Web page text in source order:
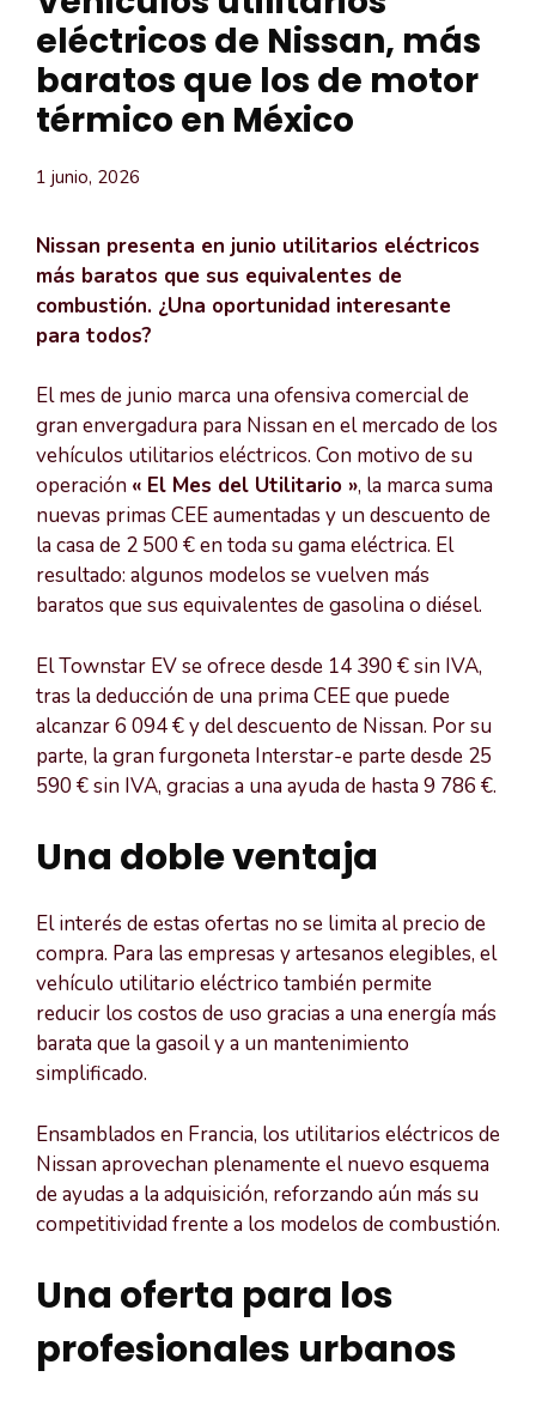
eléctricos de Nissan, más
baratos que los de motor
térmico en México
1 junio, 2026
Nissan presenta en junio utilitarios eléctricos
más baratos que sus equivalentes de
combustión. ¿Una oportunidad interesante
para todos?
El mes de junio marca una ofensiva comercial de
gran envergadura para Nissan en el mercado de los
vehículos utilitarios eléctricos. Con motivo de su
operación « El Mes del Utilitario », la marca suma
nuevas primas CEE aumentadas y un descuento de
la casa de 2 500 € en toda su gama eléctrica. El
resultado: algunos modelos se vuelven más
baratos que sus equivalentes de gasolina o diésel.
El Townstar EV se ofrece desde 14 390 € sin IVA,
tras la deducción de una prima CEE que puede
alcanzar 6 094 € y del descuento de Nissan. Por su
parte, la gran furgoneta Interstar-e parte desde 25
590 € sin IVA, gracias a una ayuda de hasta 9 786 €.
Una doble ventaja
El interés de estas ofertas no se limita al precio de
compra. Para las empresas y artesanos elegibles, el
vehículo utilitario eléctrico también permite
reducir los costos de uso gracias a una energía más
barata que la gasoil y a un mantenimiento
simplificado.
Ensamblados en Francia, los utilitarios eléctricos de
Nissan aprovechan plenamente el nuevo esquema
de ayudas a la adquisición, reforzando aún más su
competitividad frente a los modelos de combustión.
Una oferta para los
profesionales urbanos